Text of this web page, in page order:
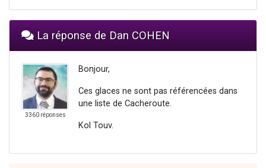
La réponse de Dan COHEN
3360 réponses
Bonjour,
Ces glaces ne sont pas référencées dans
une liste de Cacheroute.
Kol Touv.